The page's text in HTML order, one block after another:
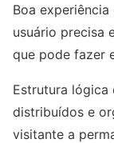
Boa
usuário precisa
que pode fazer
Estrutura lógica
distribuídos e
visitante a